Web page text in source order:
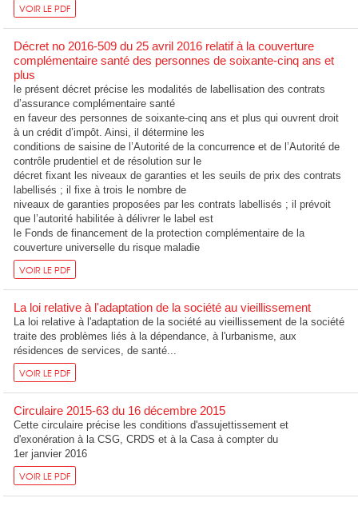
VOIR LE PDF
Décret no 2016-509 du 25 avril 2016 relatif à la couverture
complémentaire santé des personnes de soixante-cinq ans et
plus
le présent décret précise les modalités de labellisation des contrats
d’assurance complémentaire santé
en faveur des personnes de soixante-cinq ans et plus qui ouvrent droit
à un crédit d’impôt. Ainsi, il détermine les
conditions de saisine de l’Autorité de la concurrence et de l’Autorité de
contrôle prudentiel et de résolution sur le
décret fixant les niveaux de garanties et les seuils de prix des contrats
labellisés ; il fixe à trois le nombre de
niveaux de garanties proposées par les contrats labellisés ; il prévoit
que l’autorité habilitée à délivrer le label est
le Fonds de financement de la protection complémentaire de la
couverture universelle du risque maladie
VOIR LE PDF
La loi relative à l'adaptation de la société au vieillissement
La loi relative à l'adaptation de la société au vieillissement de la société
traite des problèmes liés à la dépendance, à l'urbanisme, aux
résidences de services, de santé...
VOIR LE PDF
Circulaire 2015-63 du 16 décembre 2015
Cette circulaire précise les conditions d'assujettissement et
d'exonération à la CSG, CRDS et à la Casa à compter du
1er janvier 2016
VOIR LE PDF